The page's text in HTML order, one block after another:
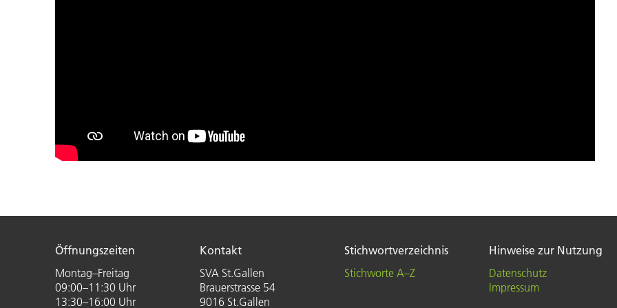
Öffnungszeiten
Montag–Freitag
09:00–11:30 Uhr
13:30–16:00 Uhr
Kontakt
SVA St.Gallen
Brauerstrasse 54
9016 St.Gallen
Stichwortverzeichnis
Stichworte A–Z
Hinweise zur Nutzung
Datenschutz
Impressum